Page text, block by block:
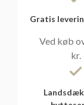
Gratis
Ved køb
kr.